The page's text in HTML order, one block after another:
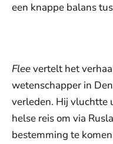
een knappe balans
De weergave
Fleevertelt het
wetenschapper in
verleden. Hij vluchtte
helse reis om via
bestemming te